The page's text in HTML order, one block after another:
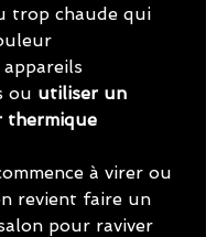
trop chaude qui
ou utiliser un
thermique
à virer ou
revient faire un
pour raviver